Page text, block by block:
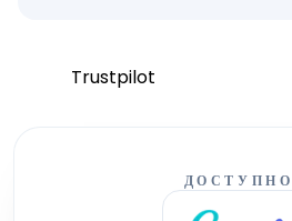
Trustpilot